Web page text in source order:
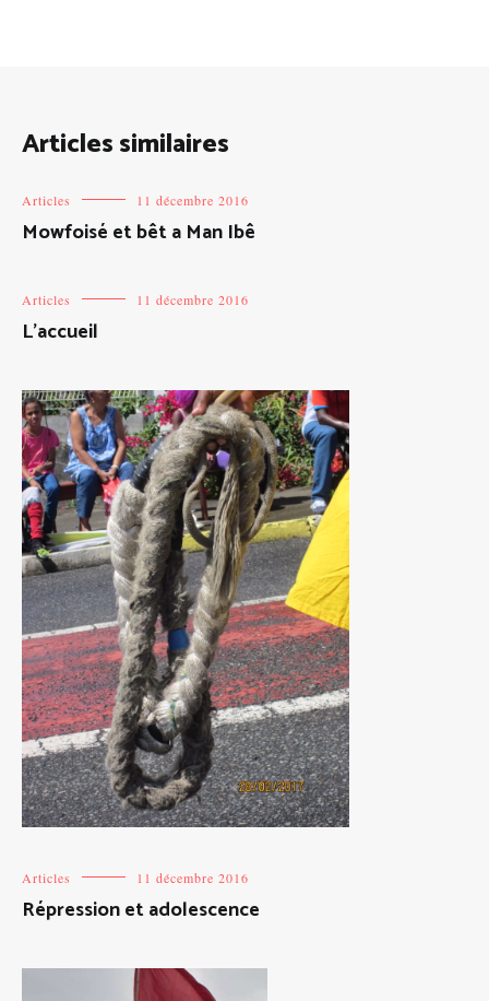
Articles similaires
Articles 11 décembre 2016
Mowfoisé et bêt a Man Ibê
Articles 11 décembre 2016
L’accueil
Articles 11 décembre 2016
Répression et adolescence